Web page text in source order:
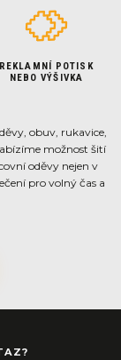
REKLAMNÍ POTISK
NEBO VÝŠIVKA
obuv, rukavice,
možnost šití
oděvy nejen v
pro volný čas a